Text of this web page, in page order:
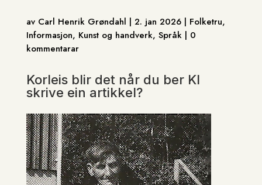
av Carl Henrik Grøndahl | 2. jan 2026 | Folketru,
Informasjon, Kunst og handverk, Språk | 0
kommentarar
Korleis blir det når du ber KI
skrive ein artikkel?